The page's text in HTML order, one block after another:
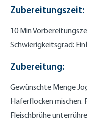
Zubereitungszeit:
10 Min
Schwierigkeitsgrad:
Zubereitung:
Gewünschte Menge
Haferflocken mischen.
Fleischbrühe